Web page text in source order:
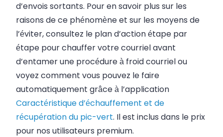
d’envois sortants. Pour en savoir plus sur les
raisons de ce phénomène et sur les moyens de
l’éviter, consultez le plan d’action étape par
étape pour chauffer votrecourrielavant
d’entamer une procédure à froidcourrielou
voyez comment vous pouvez le faire
automatiquement grâce à l’application
Caractéristique d’échauffement et de
récupération du pic-vert. Il est inclus dans le prix
pour nos utilisateurs premium.